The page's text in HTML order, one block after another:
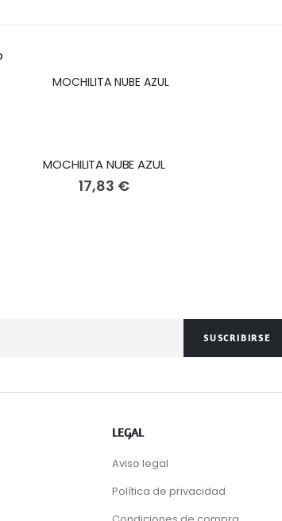
MOCHILITA NUBE AZUL
17,83 €
SUSCRIBIRSE
LEGAL
Aviso legal
Política de privacidad